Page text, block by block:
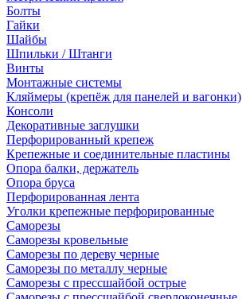
Болты
Гайки
Шайбы
Шпильки / Штанги
Винты
Монтажные системы
Кляймеры (крепёж для панелей и вагонки)
Консоли
Декоративные заглушки
Перфорированный крепеж
Крепежные и соединительные пластины
Опора балки, держатель
Опора бруса
Перфорированная лента
Уголки крепежные перфорированные
Саморезы
Саморезы кровельные
Саморезы по дереву черные
Саморезы по металлу черные
Саморезы с прессшайбой острые